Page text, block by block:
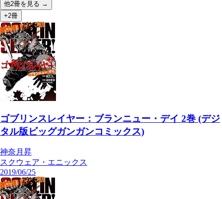
他2冊を見る →
+2冊
ゴブリンスレイヤー：ブランニュー・デイ 2巻 (デジ
タル版ビッグガンガンコミックス)
神奈月昇
スクウェア・エニックス
2019/06/25